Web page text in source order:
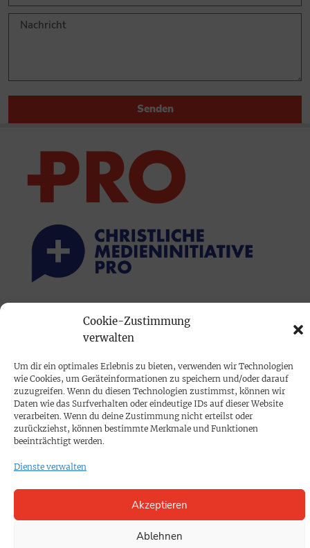
Cookie-Zustimmung
verwalten
Um dir ein optimales Erlebnis zu bieten, verwenden wir Technologien
wie Cookies, um Geräteinformationen zu speichern und/oder darauf
zuzugreifen. Wenn du diesen Technologien zustimmst, können wir
Daten wie das Surfverhalten oder eindeutige IDs auf dieser Website
verarbeiten. Wenn du deine Zustimmung nicht erteilst oder
zurückziehst, können bestimmte Merkmale und Funktionen
beeinträchtigt werden.
Dienste verwalten
Akzeptieren
Ablehnen
Senden
PRINTAUSGABE
Mediadaten
PROKOMPAKT
Impressum
SPENDEN
Datenschutz
Cookie-Richtlinie